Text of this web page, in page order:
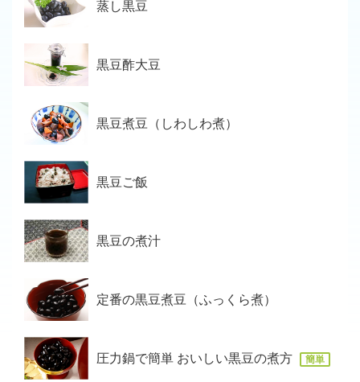
蒸し黒豆
黒豆酢大豆
黒豆煮豆（しわしわ煮）
黒豆ご飯
黒豆の煮汁
定番の黒豆煮豆（ふっくら煮）
圧力鍋で簡単 おいしい黒豆の煮方 簡単